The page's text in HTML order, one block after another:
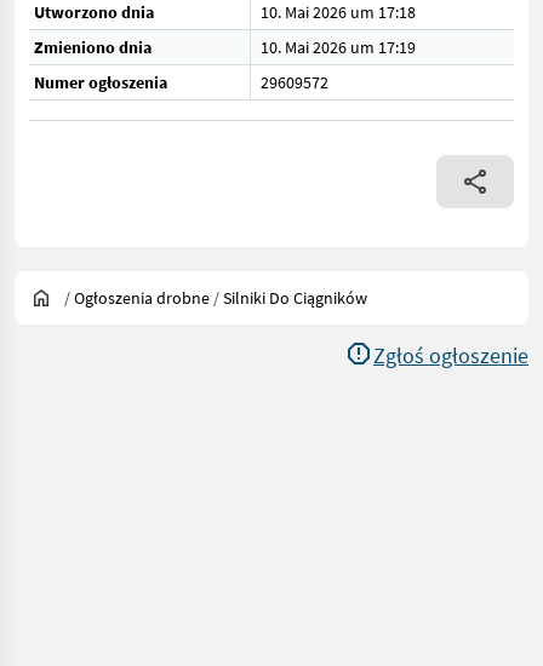
Utworzono dnia
10. Mai 2026 um 17:18
Zmieniono dnia
10. Mai 2026 um 17:19
Numer ogłoszenia
29609572
/Ogłoszenia drobne /Silniki Do Ciągników
Zgłoś ogłoszenie